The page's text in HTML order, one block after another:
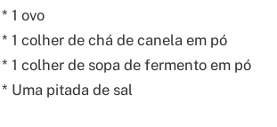
* 1 ovo
* 1 colher de chá de canela em pó
* 1 colher de sopa de fermento em pó
* Uma pitada de sal